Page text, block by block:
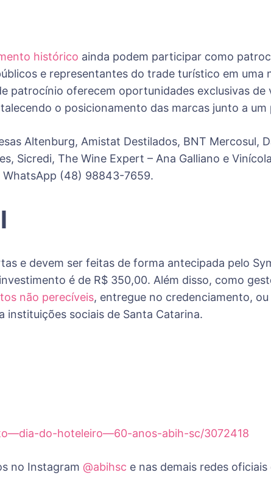
histórico ainda podem participar como
e representantes do trade turístico em uma
patrocínio oferecem oportunidades exclusivas de
o posicionamento das marcas junto a
Altenburg, Amistat Destilados, BNT Mercosul,
Sicredi, The Wine Expert – Ana Galliano e
(48) 98843-7659.
e devem ser feitas de forma antecipada pelo
é de R$ 350,00. Além disso, como
não perecíveis, entregue no credenciamento,
instituições sociais de Santa Catarina.
do-hoteleiro—60-anos-abih-sc/3072418
no Instagram @abihsc e nas demais redes oficiais